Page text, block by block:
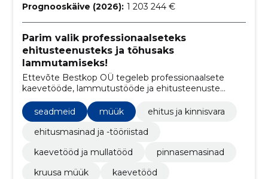
Prognooskäive (2026): 1 203 244 €
Parim valik professionaalseteks
ehitusteenusteks ja tõhusaks
lammutamiseks!
Ettevõte Bestkop OÜ tegeleb professionaalsete
kaevetööde, lammutustööde ja ehitusteenuste
pakkumisega
seadmeid
müük
ehitus ja kinnisvara
ehitusmasinad ja -tööriistad
kaevetööd ja mullatööd
pinnasemasinad
kruusa müük
kaevetööd